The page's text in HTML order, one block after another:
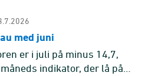
med juni
er i juli på minus 14,7,
indikator, der lå på